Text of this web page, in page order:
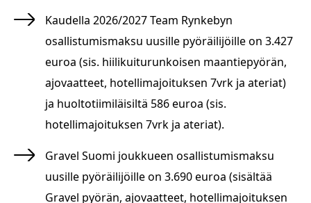
Kaudella 2026/2027 Team Rynkebyn
osallistumismaksu uusille pyöräilijöille on 3.427
euroa (sis. hiilikuiturunkoisen maantiepyörän,
ajovaatteet, hotellimajoituksen 7vrk ja ateriat)
ja huoltotiimiläisiltä 586 euroa (sis.
hotellimajoituksen 7vrk ja ateriat).
Gravel Suomi joukkueen osallistumismaksu
uusille pyöräilijöille on 3.690 euroa (sisältää
Gravel pyörän, ajovaatteet, hotellimajoituksen